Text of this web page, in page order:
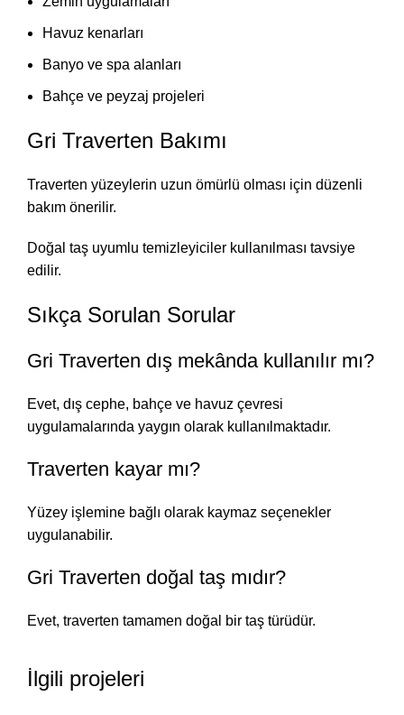
Havuz kenarları
Banyo ve spa alanları
Bahçe ve peyzaj projeleri
Gri Traverten Bakımı
Traverten yüzeylerin uzun ömürlü olması için düzenli
bakım önerilir.
Doğal taş uyumlu temizleyiciler kullanılması tavsiye
edilir.
Sıkça Sorulan Sorular
Gri Traverten dış mekânda kullanılır mı?
Evet, dış cephe, bahçe ve havuz çevresi
uygulamalarında yaygın olarak kullanılmaktadır.
Traverten kayar mı?
Yüzey işlemine bağlı olarak kaymaz seçenekler
uygulanabilir.
Gri Traverten doğal taş mıdır?
Evet, traverten tamamen doğal bir taş türüdür.
İlgili projeleri